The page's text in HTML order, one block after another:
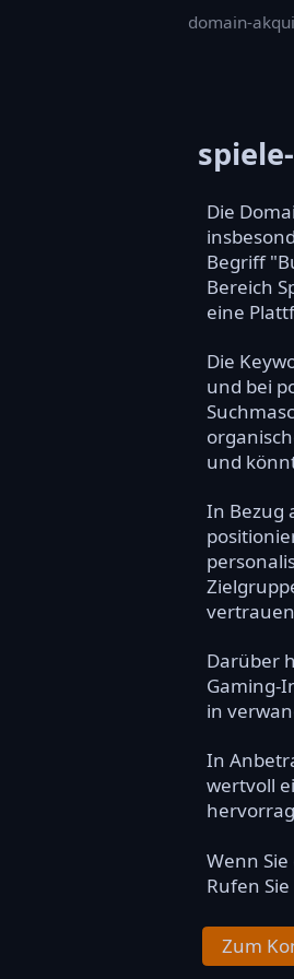
domain-
Die
Begriff
Bereich
eine
Die
und bei
und
In Bezug
Darüber
Gaming-
in
In
wertvoll
Wenn
Rufen
Zum